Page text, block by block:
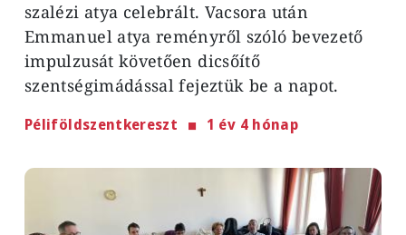
szalézi atya celebrált. Vacsora után
Emmanuel atya reményről szóló bevezető
impulzusát követően dicsőítő
szentségimádással fejeztük be a napot.
Péliföldszentkereszt 1 év 4 hónap
Image